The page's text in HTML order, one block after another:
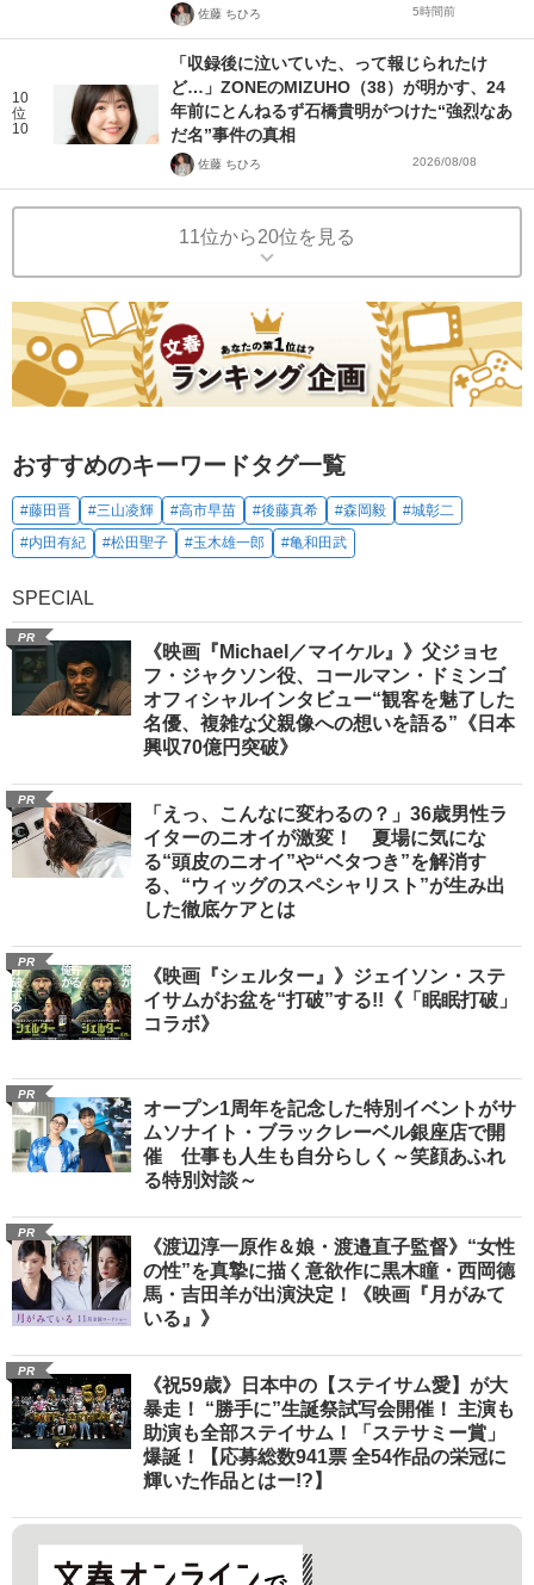
佐藤 ちひろ 5時間前
10
位
10
「収録後に泣いていた、って報じられたけ
ど…」ZONEのMIZUHO（38）が明かす、24
年前にとんねるず石橋貴明がつけた“強烈なあ
だ名”事件の真相
佐藤 ちひろ 2026/08/08
11位から20位を見る
おすすめのキーワードタグ一覧
#藤田晋 #三山凌輝 #高市早苗 #後藤真希 #森岡毅
#城彰二
#内田有紀
#松田聖子 #玉木雄一郎 #亀和田武
SPECIAL
PR
《映画『Michael／マイケル』》父ジョセ
フ・ジャクソン役、コールマン・ドミンゴ
オフィシャルインタビュー“観客を魅了した
名優、複雑な父親像への想いを語る”《日本
興収70億円突破》
PR
「えっ、こんなに変わるの？」36歳男性ラ
イターのニオイが激変！ 夏場に気にな
る“頭皮のニオイ”や“ベタつき”を解消す
る、“ウィッグのスペシャリスト”が生み出
した徹底ケアとは
PR
《映画『シェルター』》ジェイソン・ステ
イサムがお盆を“打破”する!!《「眠眠打破」
コラボ》
PR
オープン1周年を記念した特別イベントがサ
ムソナイト・ブラックレーベル銀座店で開
催 仕事も人生も自分らしく～笑顔あふれ
る特別対談～
PR
《渡辺淳一原作＆娘・渡邉直子監督》“女性
の性”を真摯に描く意欲作に黒木瞳・西岡德
馬・吉田羊が出演決定！《映画『月がみて
いる』》
PR
《祝59歳》日本中の【ステイサム愛】が大
暴走！ “勝手に”生誕祭試写会開催！ 主演も
助演も全部ステイサム！「ステサミー賞」
爆誕！【応募総数941票 全54作品の栄冠に
輝いた作品とはー!?】